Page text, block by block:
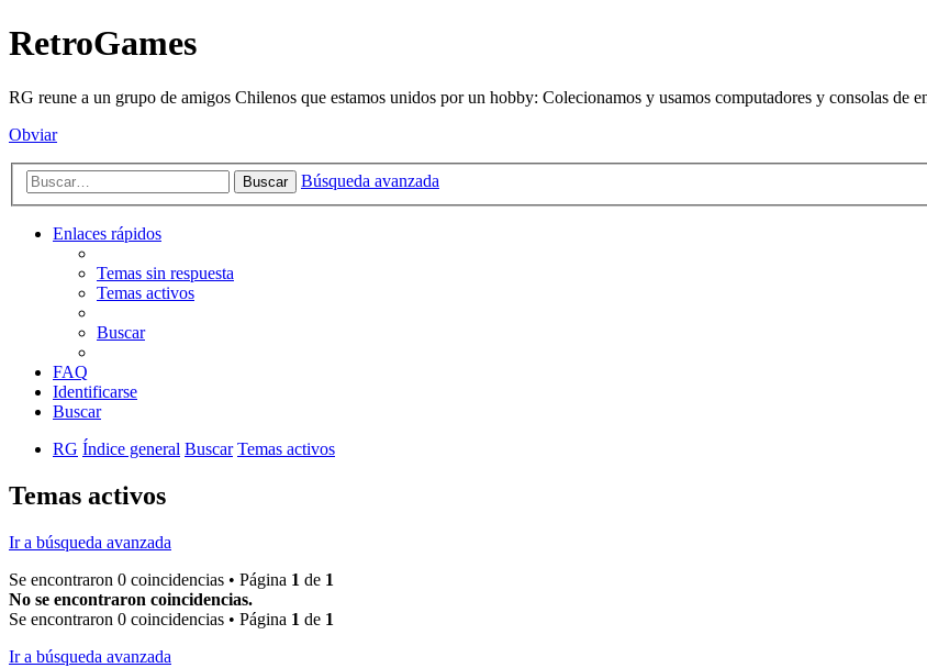
RetroGames
RG reune a un grupo de amigos Chilenos que estamos unidos por un hobby: Colecionamos y usamos computadores y consolas de
Obviar
Buscar Búsqueda avanzada
Enlaces rápidos
Temas sin respuesta
Temas activos
Buscar
FAQ
Identificarse
Buscar
RG Índice general Buscar Temas activos
Temas activos
Ir a búsqueda avanzada
Se encontraron 0 coincidencias • Página 1 de 1
No se encontraron coincidencias.
Se encontraron 0 coincidencias • Página 1 de 1
Ir a búsqueda avanzada